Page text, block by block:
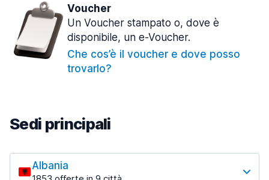
Voucher
Un Voucher stampato o, dove è
disponibile, un e-Voucher.
Che cos’è il voucher e dove posso
trovarlo?
Sedi principali
Albania